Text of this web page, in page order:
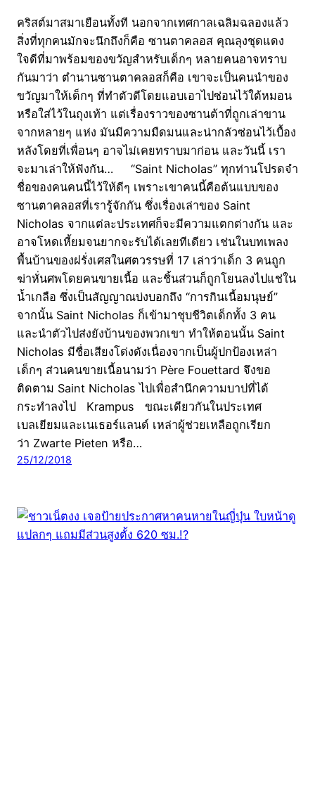
คริสต์มาสมาเยือนทั้งที นอกจากเทศกาลเฉลิมฉลองแล้ว
สิ่งที่ทุกคนมักจะนึกถึงก็คือ ซานตาคลอส คุณลุงชุดแดง
ใจดีที่มาพร้อมของขวัญสำหรับเด็กๆ หลายคนอาจทราบ
กันมาว่า ตำนานซานตาคลอสก็คือ เขาจะเป็นคนนำของ
ขวัญมาให้เด็กๆ ที่ทำตัวดีโดยแอบเอาไปซ่อนไว้ใต้หมอน
หรือใส่ไว้ในถุงเท้า แต่เรื่องราวของซานต้าที่ถูกเล่าขาน
จากหลายๆ แห่ง มันมีความมืดมนและน่ากลัวซ่อนไว้เบื้อง
หลังโดยที่เพื่อนๆ อาจไม่เคยทราบมาก่อน และวันนี้ เรา
จะมาเล่าให้ฟังกัน… “Saint Nicholas” ทุกท่านโปรดจำ
ชื่อของคนคนนี้ไว้ให้ดีๆ เพราะเขาคนนี้คือต้นแบบของ
ซานตาคลอสที่เรารู้จักกัน ซึ่งเรื่องเล่าของ Saint
Nicholas จากแต่ละประเทศก็จะมีความแตกต่างกัน และ
อาจโหดเหี้ยมจนยากจะรับได้เลยทีเดียว เช่นในบทเพลง
พื้นบ้านของฝรั่งเศสในศตวรรษที่ 17 เล่าว่าเด็ก 3 คนถูก
ฆ่าหั่นศพโดยคนขายเนื้อ และชิ้นส่วนก็ถูกโยนลงไปแช่ใน
น้ำเกลือ ซึ่งเป็นสัญญาณบ่งบอกถึง “การกินเนื้อมนุษย์”
จากนั้น Saint Nicholas ก็เข้ามาชุบชีวิตเด็กทั้ง 3 คน
และนำตัวไปส่งยังบ้านของพวกเขา ทำให้ตอนนั้น Saint
Nicholas มีชื่อเสียงโด่งดังเนื่องจากเป็นผู้ปกป้องเหล่า
เด็กๆ ส่วนคนขายเนื้อนามว่า Père Fouettard จึงขอ
ติดตาม Saint Nicholas ไปเพื่อสำนึกความบาปที่ได้
กระทำลงไป Krampus ขณะเดียวกันในประเทศ
เบลเยียมและเนเธอร์แลนด์ เหล่าผู้ช่วยเหลือถูกเรียก
ว่า Zwarte Pieten หรือ…
25/12/2018